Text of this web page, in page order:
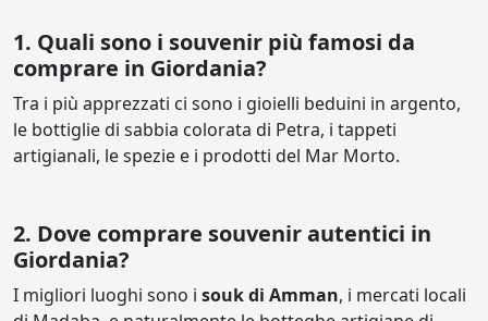
1. Quali sono i souvenir più famosi da
comprare in Giordania?
Tra i più apprezzati ci sono i gioielli beduini in argento,
le bottiglie di sabbia colorata di Petra, i tappeti
artigianali, le spezie e i prodotti del Mar Morto.
2. Dove comprare souvenir autentici in
Giordania?
I migliori luoghi sono i souk di Amman, i mercati locali